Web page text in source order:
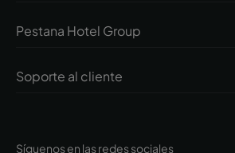
Síguenos en las redes sociales
Pestana Hotel Group
Soporte al cliente